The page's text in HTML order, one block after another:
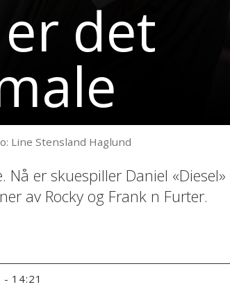
det
Line Stensland Haglund
er skuespiller Daniel «Diesel»
av Rocky og Frank n Furter.
- 14:21